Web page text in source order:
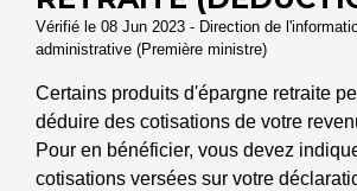
Vérifié le 08 Jun 2023 - Direction de
administrative (Première ministre)
Certains produits d'épargne retraite
déduire des cotisations de votre
Pour en bénéficier, vous devez
cotisations versées sur votre